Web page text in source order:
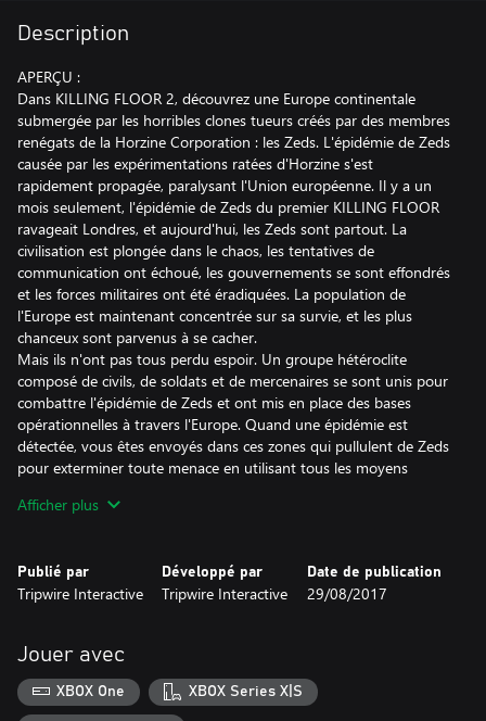
Description
APERÇU :
Dans KILLING FLOOR 2, découvrez une Europe continentale
submergée par les horribles clones tueurs créés par des membres
renégats de la Horzine Corporation : les Zeds. L'épidémie de Zeds
causée par les expérimentations ratées d'Horzine s'est
rapidement propagée, paralysant l'Union européenne. Il y a un
mois seulement, l'épidémie de Zeds du premier KILLING FLOOR
ravageait Londres, et aujourd'hui, les Zeds sont partout. La
civilisation est plongée dans le chaos, les tentatives de
communication ont échoué, les gouvernements se sont effondrés
et les forces militaires ont été éradiquées. La population de
l'Europe est maintenant concentrée sur sa survie, et les plus
chanceux sont parvenus à se cacher.
Mais ils n'ont pas tous perdu espoir. Un groupe hétéroclite
composé de civils, de soldats et de mercenaires se sont unis pour
combattre l'épidémie de Zeds et ont mis en place des bases
opérationnelles à travers l'Europe. Quand une épidémie est
détectée, vous êtes envoyés dans ces zones qui pullulent de Zeds
pour exterminer toute menace en utilisant tous les moyens
liquide et taillez-les en pièces avec le Freezethrower, l'arme
exclusive pour Xbox One de la Classe Survivant. Le Freezethrower
Armor, une tenue cosmétique exclusive à la Xbox One, avec cinq
modèles différents. Killing Floor 2 comprend tous les packs de
DLC déjà disponibles dont Tropical Bash, The Descent et des
Afficher plus
Publié par
Tripwire Interactive
Développé par
Tripwire Interactive
Date de publication
29/08/2017
Jouer avec
XBOX One XBOX Series X|S